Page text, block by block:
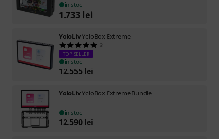
în stoc
1.733 lei
YoloLivYoloBox Extreme
3
TOP SELLER
în stoc
12.555 lei
YoloLivYoloBox Extreme Bundle
în stoc
12.590 lei